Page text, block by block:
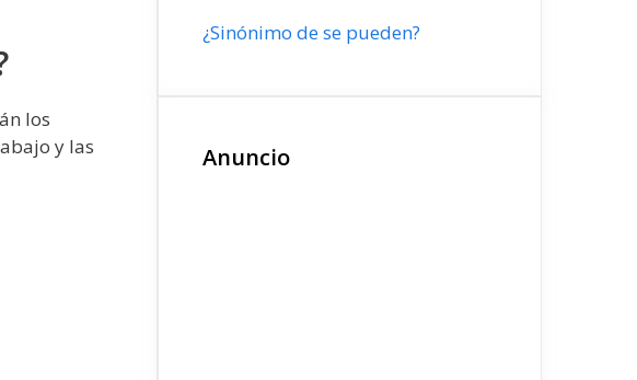
los
y las
¿Sinónimo de se pueden?
Anuncio